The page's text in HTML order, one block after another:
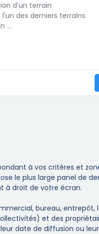
d'un terrain
l'un des derniers terrains
…
à vos critères et
le plus large panel de
à droit de votre écran.
bureau, entrepôt,
et des
date de diffusion ou leur